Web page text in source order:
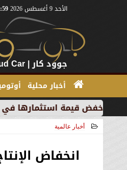
الأحد 9 أغسطس 2026
جوود كار | Goud Car
أخبار محلية
استثمارها في فولكس فاجن
أخبار عالمية
انخفاض